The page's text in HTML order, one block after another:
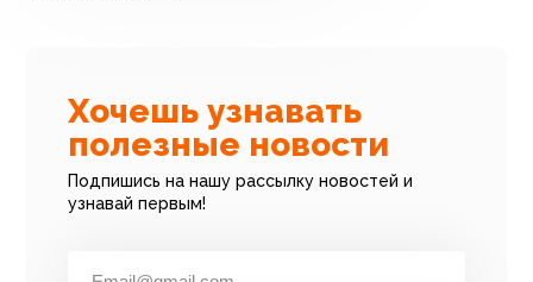
Хочешь узнавать
полезные новости
Подпишись на нашу рассылку новостей и
узнавай первым!